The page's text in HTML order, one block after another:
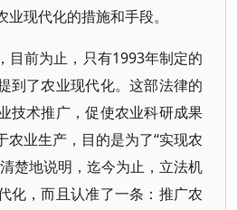
现代化的措施和手段。
目前为止，只有1993年制定的
到了农业现代化。这部法律的
技术推广，促使农业科研成果
农业生产，目的是为了“实现农
楚地说明，迄今为止，立法机
化，而且认准了一条：推广农